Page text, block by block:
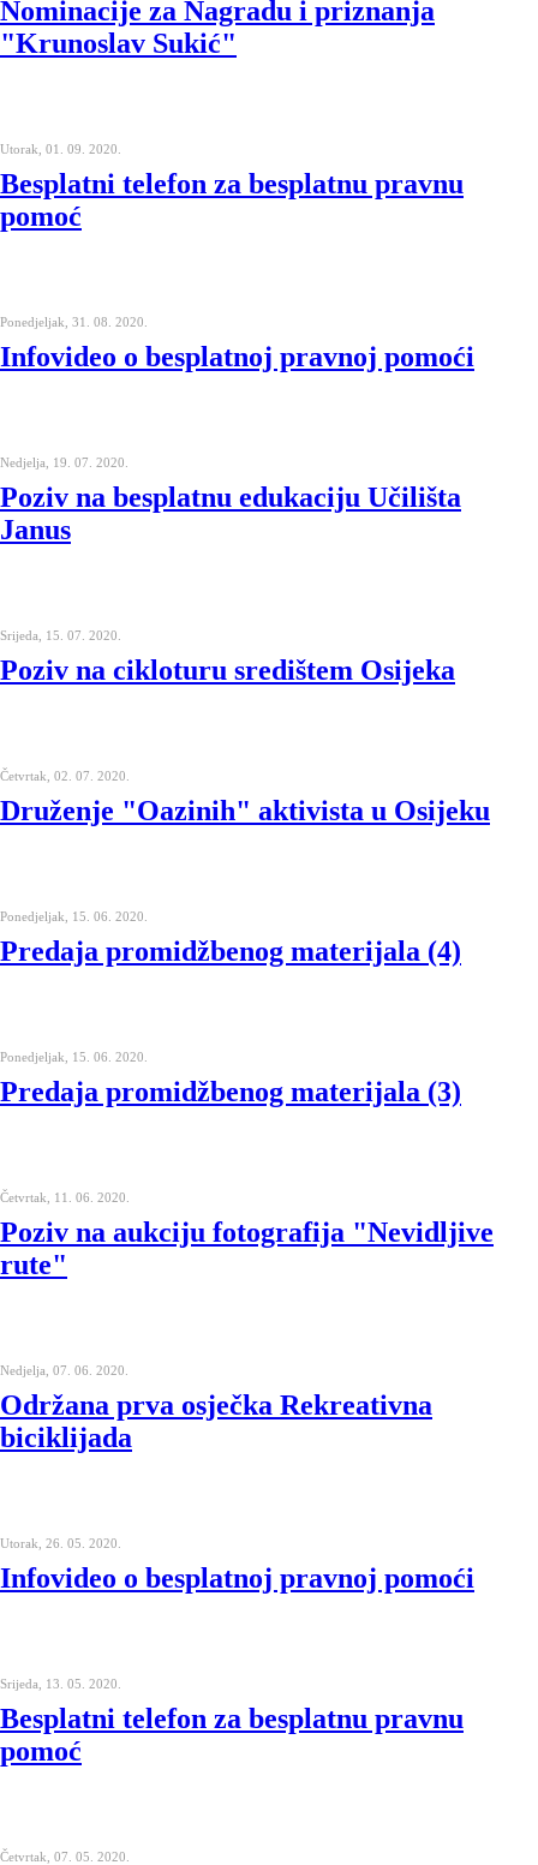
Nominacije za Nagradu i priznanja
"Krunoslav Sukić"
Utorak, 01. 09. 2020.
Besplatni telefon za besplatnu pravnu
pomoć
Ponedjeljak, 31. 08. 2020.
Infovideo o besplatnoj pravnoj pomoći
Nedjelja, 19. 07. 2020.
Poziv na besplatnu edukaciju Učilišta
Janus
Srijeda, 15. 07. 2020.
Poziv na cikloturu središtem Osijeka
Četvrtak, 02. 07. 2020.
Druženje "Oazinih" aktivista u Osijeku
Ponedjeljak, 15. 06. 2020.
Predaja promidžbenog materijala (4)
Ponedjeljak, 15. 06. 2020.
Predaja promidžbenog materijala (3)
Četvrtak, 11. 06. 2020.
Poziv na aukciju fotografija "Nevidljive
rute"
Nedjelja, 07. 06. 2020.
Održana prva osječka Rekreativna
biciklijada
Utorak, 26. 05. 2020.
Infovideo o besplatnoj pravnoj pomoći
Srijeda, 13. 05. 2020.
Besplatni telefon za besplatnu pravnu
pomoć
Četvrtak, 07. 05. 2020.